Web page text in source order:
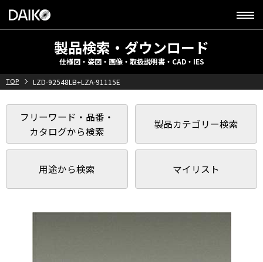
製品検索・ダウンロード
仕様図・姿図・画像・取扱説明書・CAD・IES
TOP LZD-92548LB+LZA-91115E
フリーワード・品番・
カタログから検索
製品カテゴリー検索
用途から検索 マイリスト